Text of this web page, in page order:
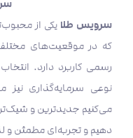
سرویس طلا یکی از
که در موقعیت‌های مختلف
رسمی کاربرد دارد.
نوعی سرمایه‌گذاری
می‌کنیم جدیدترین و
دهیم و تجربه‌ای مطمئن و